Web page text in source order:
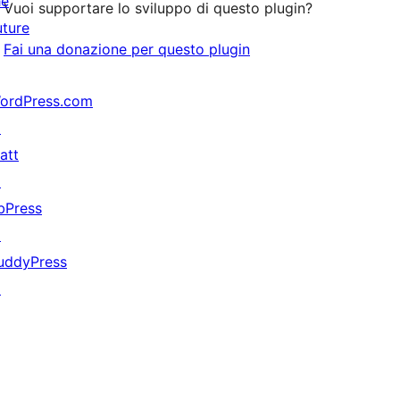
Vuoi supportare lo sviluppo di questo plugin?
Fai una donazione per questo plugin